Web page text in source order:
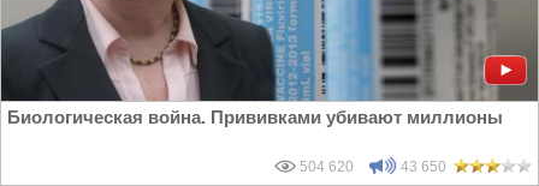
Биологическая война. Прививками убивают миллионы
504 620 43 650